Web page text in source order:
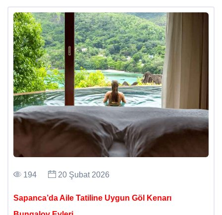
194 20 Şubat 2026
Sapanca’da Aile Tatiline Uygun Göl Kenarı